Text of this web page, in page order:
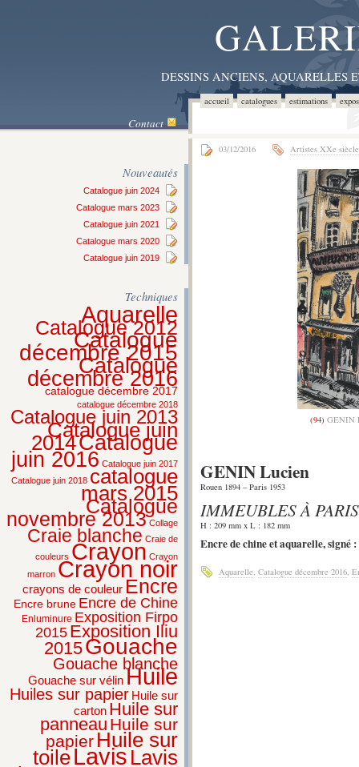
DESSINS ANCIENS,
accueil catalogues estimations
Contact
Nouveautés
Catalogue juin 2024
Catalogue mars 2023
Catalogue juin 2021
Catalogue mars 2020
Catalogue juin 2019
Techniques
Aquarelle
Catalogue 2012
Catalogue
décembre 2015
Catalogue
décembre 2016
catalogue décembre 2017
catalogue décembre 2018
Catalogue juin 2013
Catalogue juin
2014Catalogue
juin 2016 Catalogue juin 2017
Catalogue juin 2018 catalogue
mars 2015
Catalogue
novembre 2013 Collage
Craie blanche Craie de
couleurs Crayon Crayon
marron Crayon noir
crayons de couleur Encre
Encre brune Encre de Chine
Enluminure Exposition Firpo
2015 Exposition Iliu
2015Gouache
Gouache blanche
Gouache sur vélinHuile
Huiles sur papier Huile sur
carton Huile sur
panneau Huile sur
papier Huile sur
toileLavis Lavis
03/12/2016 Artistes XXe siècle
(94) GENIN
GENIN Lucien
Rouen 1894 – Paris 1953
IMMEUBLES À PARIS
H : 209 mm x L : 182 mm
Encre de chine et aquarelle, signé
Aquarelle Catalogue décembre 2016